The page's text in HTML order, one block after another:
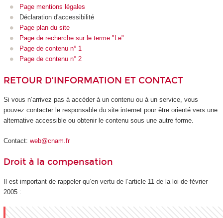
Page mentions légales
Déclaration d'accessibilité
Page plan du site
Page de recherche sur le terme "Le"
Page de contenu n° 1
Page de contenu n° 2
RETOUR D’INFORMATION ET CONTACT
Si vous n’arrivez pas à accéder à un contenu ou à un service, vous
pouvez contacter le responsable du site internet pour être orienté vers une
alternative accessible ou obtenir le contenu sous une autre forme.
Contact: web@cnam.fr
Droit à la compensation
Il est important de rappeler qu’en vertu de l’article 11 de la loi de février
2005 :